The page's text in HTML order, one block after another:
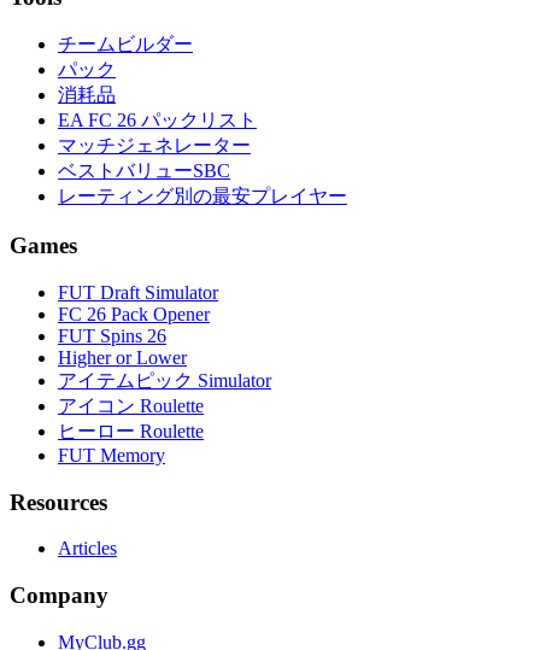
チームビルダー
パック
消耗品
EA FC 26 パックリスト
マッチジェネレーター
ベストバリューSBC
レーティング別の最安プレイヤー
Games
FUT Draft Simulator
FC 26 Pack Opener
FUT Spins 26
Higher or Lower
アイテムピック Simulator
アイコン Roulette
ヒーロー Roulette
FUT Memory
Resources
Articles
Company
MyClub.gg